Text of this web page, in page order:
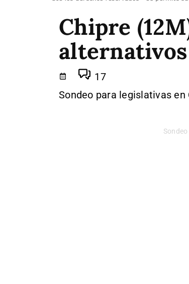
Chipre
alternativos
17
Sondeo para legislativas
Sondeo